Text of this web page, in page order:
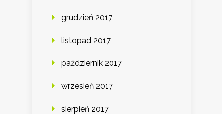
grudzień 2017
listopad 2017
październik 2017
wrzesień 2017
sierpień 2017